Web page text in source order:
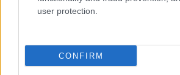
user protection.
CONFIRM
2006 Ettevõtte muutub
koostöös Maventaga
2008 Tarkvara kasutajaid 5000